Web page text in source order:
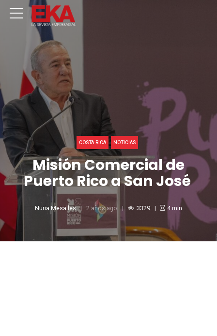
COSTA RICA NOTICIAS
Misión Comercial de
Puerto Rico a San José
Nuria Mesalles 2 años ago 3329 4min